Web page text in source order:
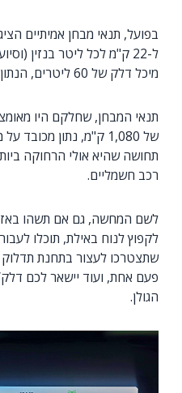
ל-22 ק"מ לכל ליטר בנזין
מיכל דלק של 60 ליטרים, הנתון המוצהר בהחלט ריאלי.
תנאי המבחן, שחלקם היו
של 1,080 ק"מ, נתון
תחושה שהיא אולי הרחוקה
רכב חשמליים.
לשם המחשה, גם אם תשהו
לקפוץ לנוח באילת, תוכלו
שתצטרכו לעצור בתחנת
פעם אחת, ועוד יישאר לכם
הגולן.